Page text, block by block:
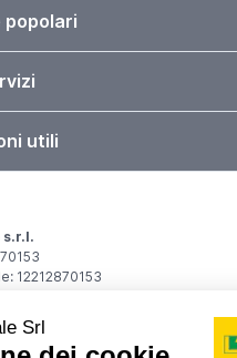
popolari
utili
s.r.l.
12212870153
32